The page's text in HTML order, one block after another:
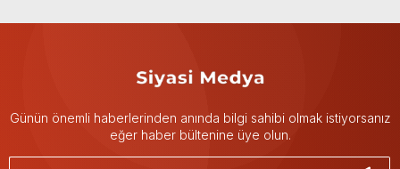
Günün önemli haberlerinden anında bilgi sahibi olmak istiyorsanız
eğer haber bültenine üye olun.